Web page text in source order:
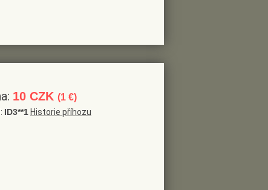
10 CZK (1 €)
ID3**1 Historie příhozu